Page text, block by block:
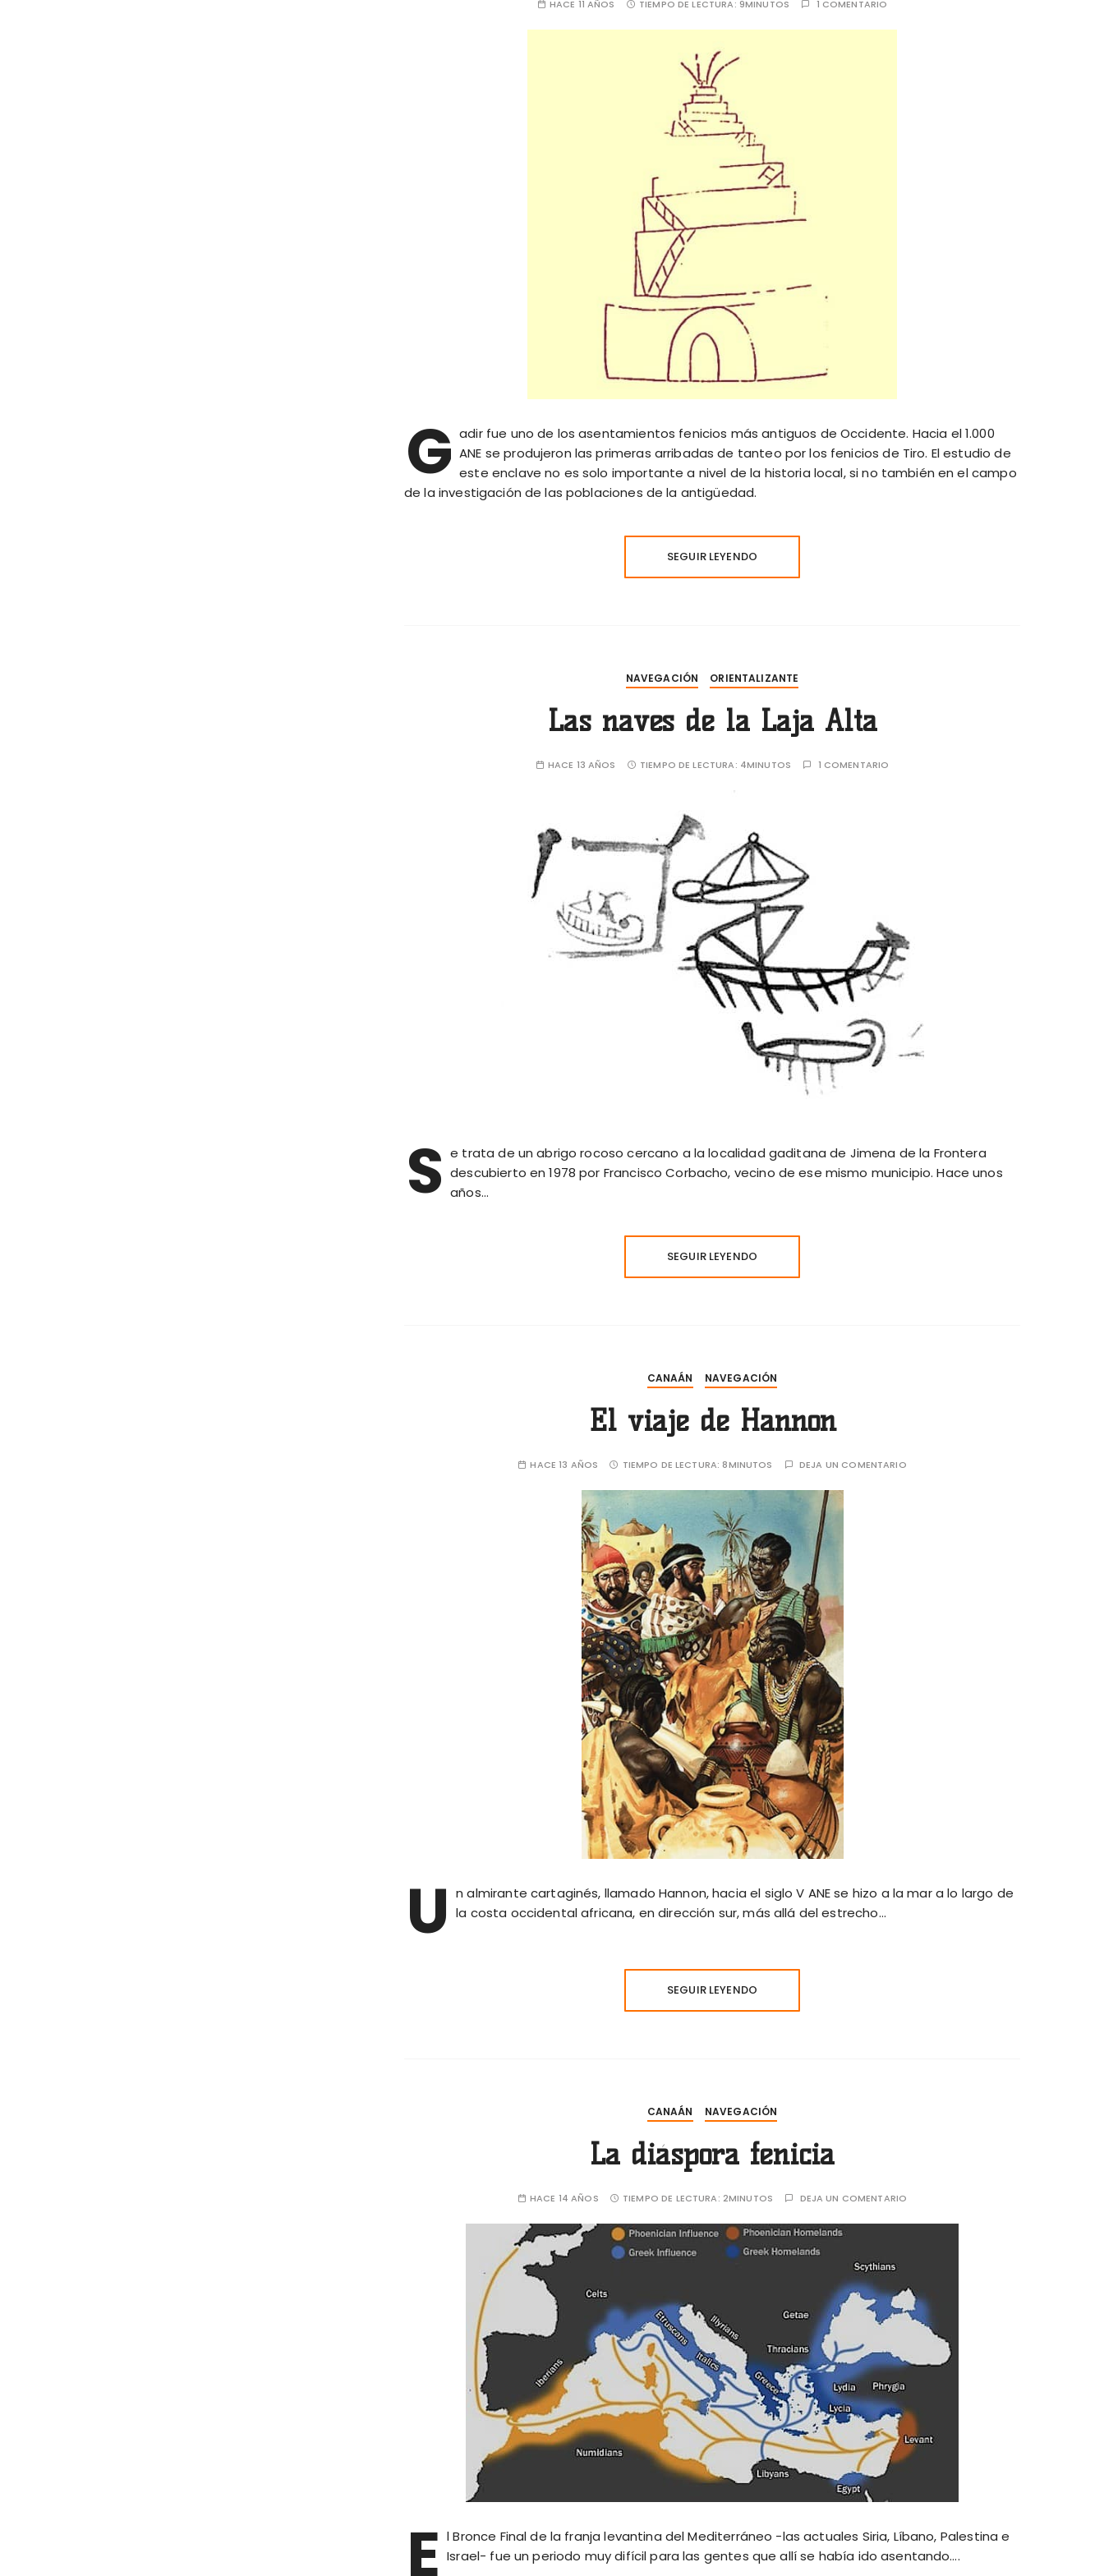
HACE 11 AÑOS TIEMPO DE LECTURA: 9MINUTOS 1 COMENTARIO
G adir fue uno de los asentamientos fenicios más antiguos de Occidente. Hacia el 1.000
ANE se produjeron las primeras arribadas de tanteo por los fenicios de Tiro. El estudio de
este enclave no es solo importante a nivel de la historia local, si no también en el campo
de la investigación de las poblaciones de la antigüedad.
SEGUIR LEYENDO
NAVEGACIÓN ORIENTALIZANTE
Las naves de la Laja Alta
HACE 13 AÑOS TIEMPO DE LECTURA: 4MINUTOS 1 COMENTARIO
S e trata de un abrigo rocoso cercano a la localidad gaditana de Jimena de la Frontera
descubierto en 1978 por Francisco Corbacho, vecino de ese mismo municipio. Hace unos
años…
SEGUIR LEYENDO
CANAÁN NAVEGACIÓN
El viaje de Hannon
HACE 13 AÑOS TIEMPO DE LECTURA:8MINUTOS DEJA UN COMENTARIO
U n almirante cartaginés, llamado Hannon, hacia el siglo V ANE se hizo a la mar a lo largo de
la costa occidental africana, en dirección sur, más allá del estrecho…
SEGUIR LEYENDO
CANAÁN NAVEGACIÓN
La diáspora fenicia
HACE 14 AÑOS TIEMPO DE LECTURA: 2MINUTOS DEJA UN COMENTARIO
E l Bronce Final de la franja levantina del Mediterráneo -las actuales Siria, Líbano, Palestina e
Israel- fue un periodo muy difícil para las gentes que allí se había ido asentando….